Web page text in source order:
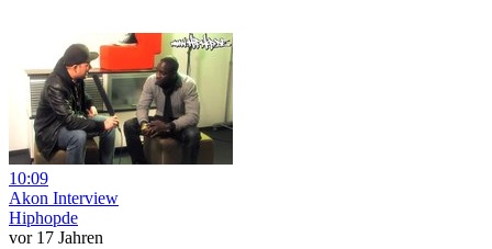
10:09
Akon Interview
Hiphopde
vor 17 Jahren